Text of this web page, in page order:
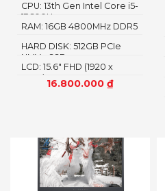
16.800.000 ₫
LCD: 15.6" FHD (1920 x
1080)
HARD DISK: 512GB PCIe
NMVe SSD
RAM: 16GB 4800MHz DDR5
CPU: 13th Gen Intel Core i5-
13600H